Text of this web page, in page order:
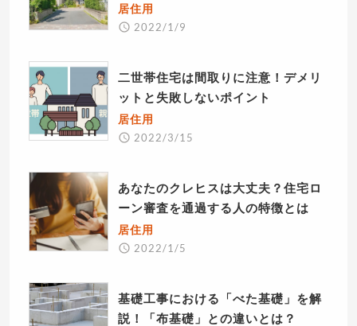
居住用
2022/1/9
二世帯住宅は間取りに注意！デメリ
ットと失敗しないポイント
居住用
2022/3/15
あなたのクレヒスは大丈夫？住宅ロ
ーン審査を通過する人の特徴とは
居住用
2022/1/5
基礎工事における「べた基礎」を解
説！「布基礎」との違いとは？